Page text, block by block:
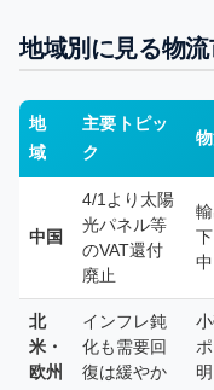
地域別に見る物
地
域
主要トピッ
ク
中国
4/1より太陽
光パネル等
のVAT還付
廃止
北
米・
欧州
インフレ鈍
化も需要回
復は緩やか
明